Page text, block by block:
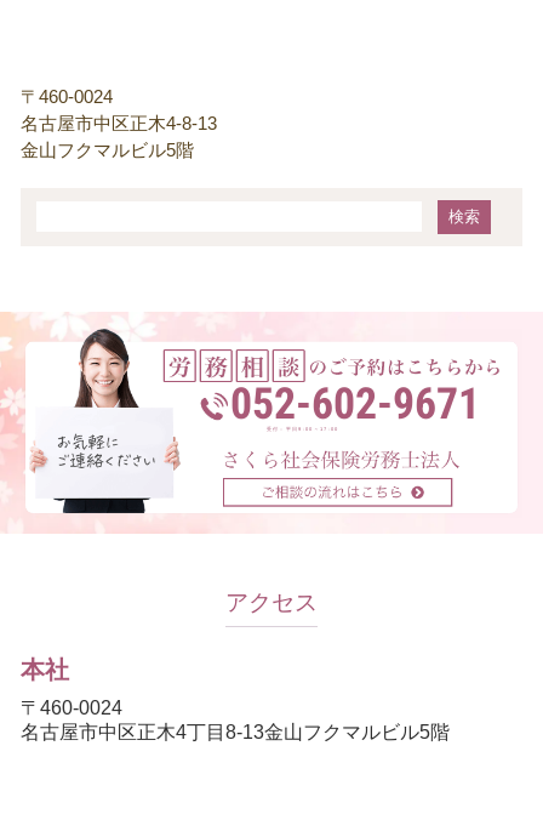
〒460-0024
名古屋市中区正木4-8-13
金山フクマルビル5階
052-602-9671
受付：平日9:00～17:00
アクセス
本社
〒460-0024
名古屋市中区正木4丁目8-13金山フクマルビル5階